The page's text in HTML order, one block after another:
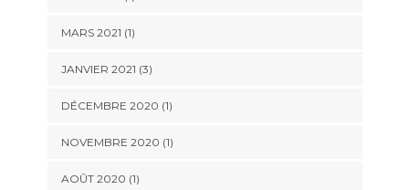
MARS 2021 (1)
JANVIER 2021 (3)
DÉCEMBRE 2020 (1)
NOVEMBRE 2020 (1)
AOÛT 2020 (1)